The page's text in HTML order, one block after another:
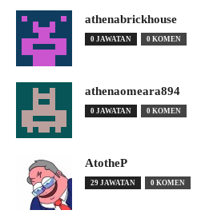
athenabrickhouse
0 JAWATAN 0 KOMEN
athenaomeara894
0 JAWATAN 0 KOMEN
AtotheP
29 JAWATAN 0 KOMEN